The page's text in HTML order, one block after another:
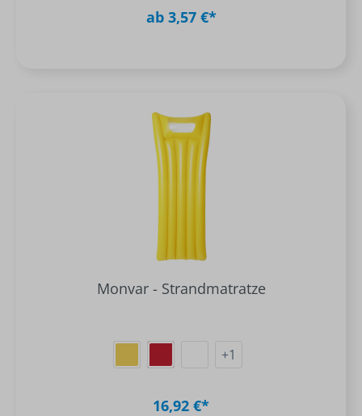
ab 3,57 €*
Monvar - Strandmatratze
+1
16,92 €*